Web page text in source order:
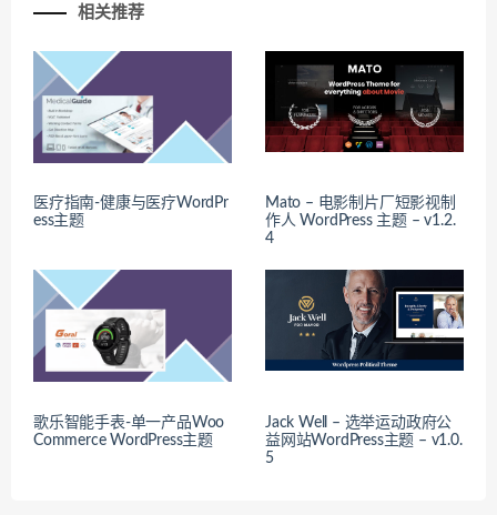
相关推荐
医疗指南-健康与医疗WordPr
ess主题
Mato – 电影制片厂短影视制
作人 WordPress 主题 – v1.2.
4
歌乐智能手表-单一产品Woo
Commerce WordPress主题
Jack Well – 选举运动政府公
益网站WordPress主题 – v1.0.
5